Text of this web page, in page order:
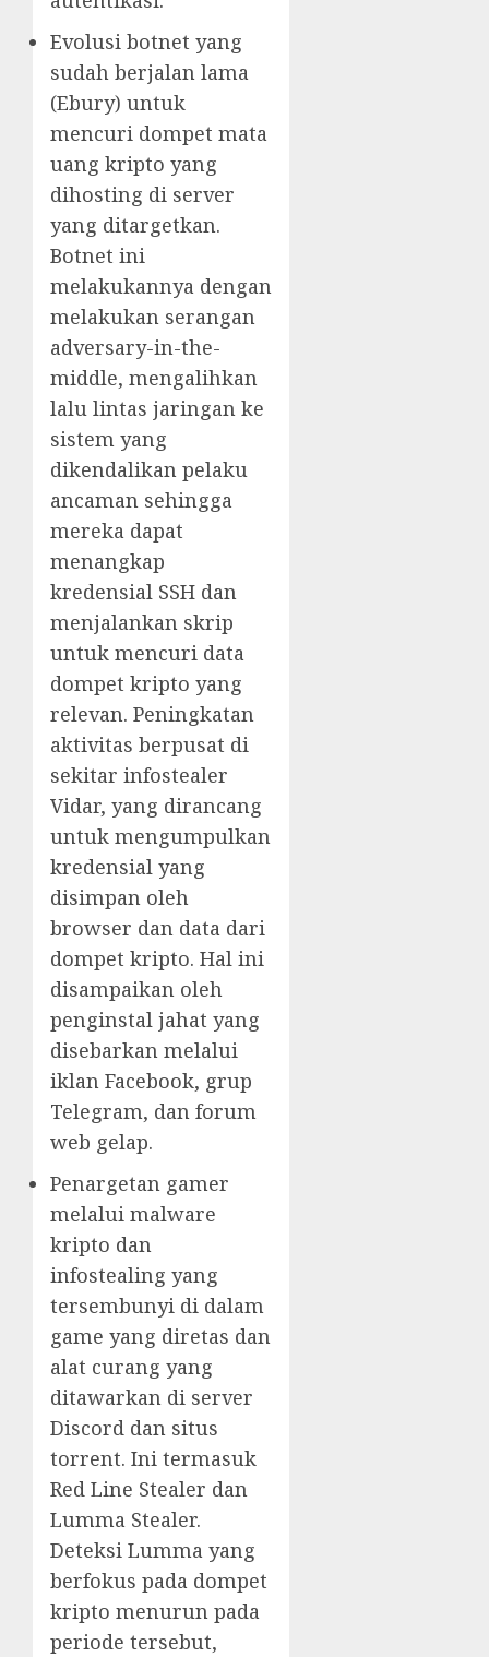
Evolusi botnet yang
sudah berjalan lama
(Ebury) untuk
mencuri dompet mata
uang kripto yang
dihosting di server
yang ditargetkan.
Botnet ini
melakukannya dengan
melakukan serangan
adversary-in-the-
middle, mengalihkan
lalu lintas jaringan ke
sistem yang
dikendalikan pelaku
ancaman sehingga
mereka dapat
menangkap
kredensial SSH dan
menjalankan skrip
untuk mencuri data
dompet kripto yang
relevan. Peningkatan
aktivitas berpusat di
sekitar infostealer
Vidar, yang dirancang
untuk mengumpulkan
kredensial yang
disimpan oleh
browser dan data dari
dompet kripto. Hal ini
disampaikan oleh
penginstal jahat yang
disebarkan melalui
iklan Facebook, grup
Telegram, dan forum
web gelap.
Penargetan gamer
melalui malware
kripto dan
infostealing yang
tersembunyi di dalam
game yang diretas dan
alat curang yang
ditawarkan di server
Discord dan situs
torrent. Ini termasuk
Red Line Stealer dan
Lumma Stealer.
Deteksi Lumma yang
berfokus pada dompet
kripto menurun pada
periode tersebut,